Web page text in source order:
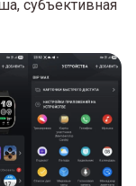
субъективная